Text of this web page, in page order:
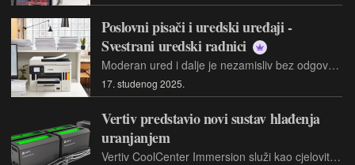
Poslovni pisači i uredski uređaji -
Svestrani uredski radnici
Moderan ured i dalje je nezamisliv bez odgovarajućeg pisača. Donosimo pregled zanimljivih modela poslovnih pisača i višefunkcijskih uređaja na našem tržištu. Laserski pisači tradicionalan su odabir za poslovne korisnike, no moderni tintni pisači predstavljaju dobru alternativu, posebno za manje tvrtke i kućne urede
17. studenog 2025.
Vertiv predstavio novi sustav hlađenja
uranjanjem
Vertiv CoolCenter Immersion služi kao cjelovita arhitektura hlađenja tekućinom, koja omogućuje odvođenje topline u računalnim sustavima visoke gustoće.